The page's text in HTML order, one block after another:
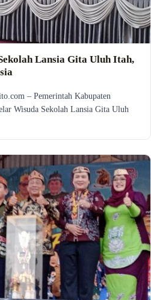
Lansia Gita Uluh Itah,
– Pemerintah Kabupaten
Wisuda Sekolah Lansia Gita Uluh